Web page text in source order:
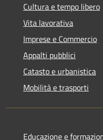
Cultura e tempo libero
Vita lavorativa
Imprese e Commercio
Appalti pubblici
Catasto e urbanistica
Mobilità e trasporti
Educazione e